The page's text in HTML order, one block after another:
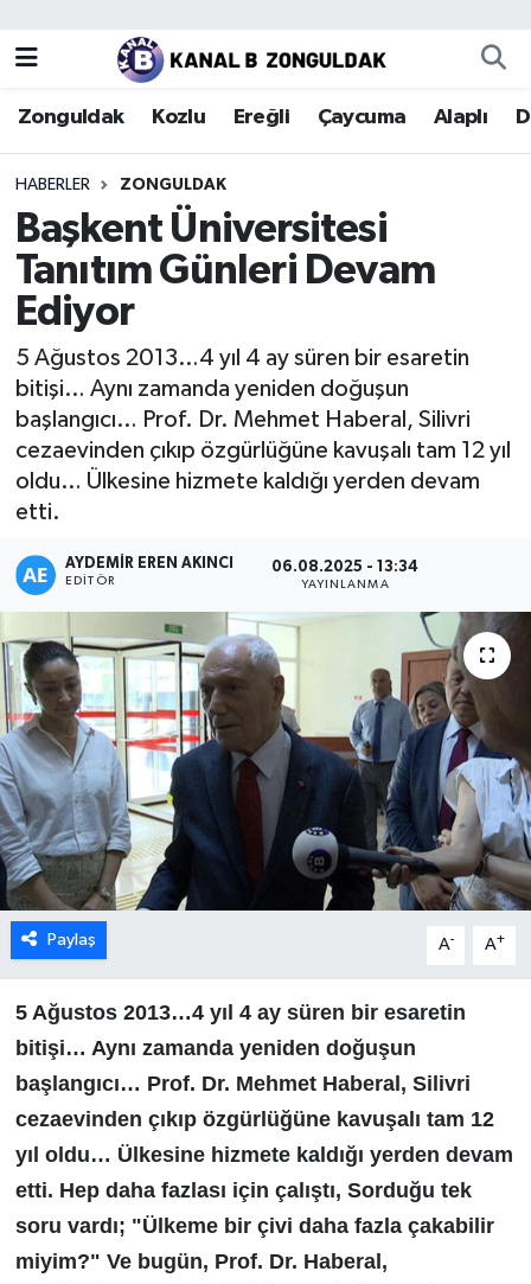
Zonguldak Kozlu Ereğli Çaycuma Alaplı
HABERLER ZONGULDAK
Başkent Üniversitesi
Tanıtım Günleri Devam
Ediyor
5 Ağustos 2013…4 yıl 4 ay süren bir esaretin
bitişi… Aynı zamanda yeniden doğuşun
başlangıcı… Prof. Dr. Mehmet Haberal, Silivri
cezaevinden çıkıp özgürlüğüne kavuşalı tam 12 yıl
oldu… Ülkesine hizmete kaldığı yerden devam
etti.
AYDEMIR EREN AKINCI
EDITÖR
06.08.2025 - 13:34
YAYINLANMA
Paylaş A- A+
5 Ağustos 2013…4 yıl 4 ay süren bir esaretin
bitişi… Aynı zamanda yeniden doğuşun
başlangıcı… Prof. Dr. Mehmet Haberal, Silivri
cezaevinden çıkıp özgürlüğüne kavuşalı tam 12
yıl oldu… Ülkesine hizmete kaldığı yerden devam
etti. Hep daha fazlası için çalıştı, Sorduğu tek
soru vardı; "Ülkeme bir çivi daha fazla çakabilir
miyim?" Ve bugün, Prof. Dr. Haberal,
Zonguldak
Kozlu
Ereğli
Çaycuma
Alaplı
Devrek
Gökçebey
Karabük
Spor
Ulusal
Zonguldak Nöbetçi Eczaneler
Zonguldak Hava Durumu
Zonguldak Trafik Yoğunluk Haritası
Puan Durumu ve Fikstür
Tüm Manşetler
Son Dakika Haberleri
Haber Arşivi